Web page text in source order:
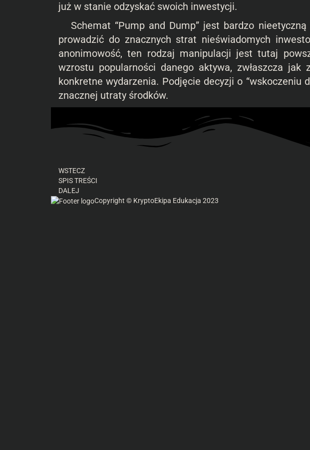
już w stanie odzyskać swoich inwestycji.
Schemat “Pump and Dump” jest bardzo
prowadzić do znacznych strat nieświadomych
anonimowość, ten rodzaj manipulacji jest tutaj
wzrostu popularności danego aktywa, zwłaszcza
konkretne wydarzenia. Podjęcie decyzji o “wskoczeniu
znacznej utraty środków.
WSTECZ
SPIS TREŚCI
DALEJ
Copyright © KryptoEkipa Edukacja 2023